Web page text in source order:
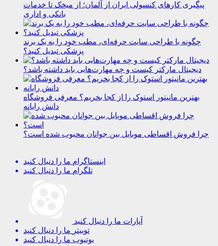
پیگیری کارهای کنسولی ایران از آلمان؛ از میخک تا خدمات
بانکی و اداری
چگونه با طراحی سایت حرفه‌ای، مطب خود را به یک برند
پزشکی تبدیل کنید؟
دیجیتال مارکتر کیست و چه مهارت‌هایی باید داشته باشد؟
بهترین مانیتور استوک را از کجا بخریم؟ معرفی فروشگاه
دانش رایانه
چرا فروش اقساطی موبایل بین جوانان محبوب شده است؟
اینستاگرام ما را دنبال کنید
تلگرام ما را دنبال کنید
آپارات ما را دنبال کنید
توییتر ما را دنبال کنید
یوتیوب ما را دنبال کنید